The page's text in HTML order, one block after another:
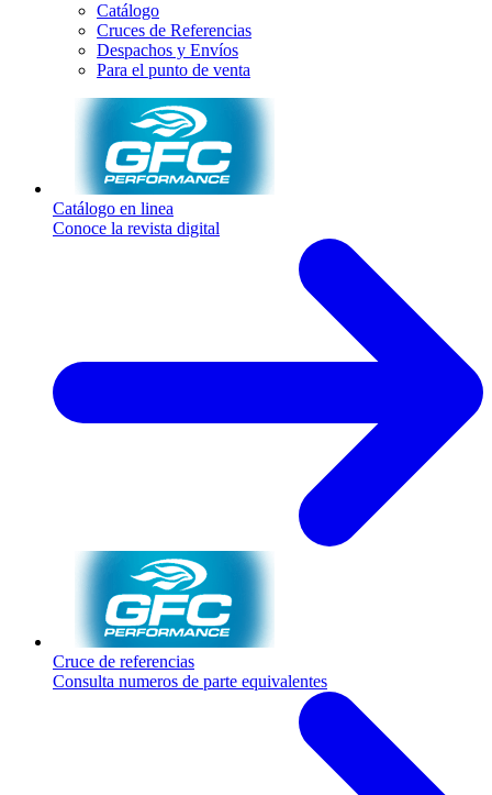
Catálogo
Cruces de Referencias
Despachos y Envíos
Para el punto de venta
Catálogo en linea
Conoce la revista digital
Cruce de referencias
Consulta numeros de parte equivalentes